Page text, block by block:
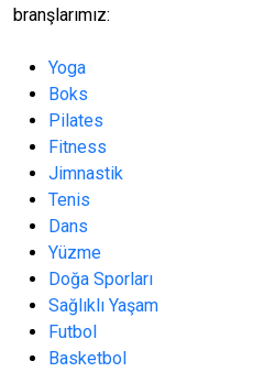
branşlarımız:
Yoga
Boks
Pilates
Fitness
Jimnastik
Tenis
Dans
Yüzme
Doğa Sporları
Sağlıklı Yaşam
Futbol
Basketbol